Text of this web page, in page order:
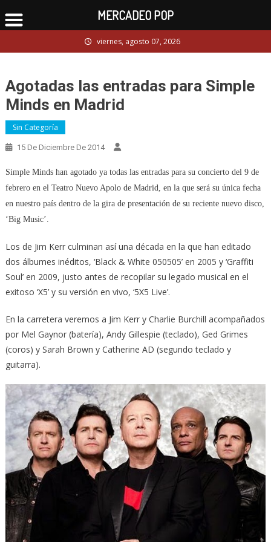
to
viernes, agosto 07, 2026
Agotadas las entradas para Simple
Minds en Madrid
Sin Categoría
15 De Diciembre De 2014
Simple Minds han agotado ya todas las entradas para su concierto del 9 de
febrero en el Teatro Nuevo Apolo de Madrid, en la que será su única fecha
en nuestro país dentro de la gira de presentación de su reciente nuevo disco,
‘Big Music’.
Los de Jim Kerr culminan así una década en la que han editado
dos álbumes inéditos, ‘Black & White 050505’ en 2005 y ‘Graffiti
Soul’ en 2009, justo antes de recopilar su legado musical en el
exitoso ‘X5’ y su versión en vivo, ‘5X5 Live’.
En la carretera veremos a Jim Kerr y Charlie Burchill acompañados
por Mel Gaynor (batería), Andy Gillespie (teclado), Ged Grimes
(coros) y Sarah Brown y Catherine AD (segundo teclado y
guitarra).
MERCADEO POP